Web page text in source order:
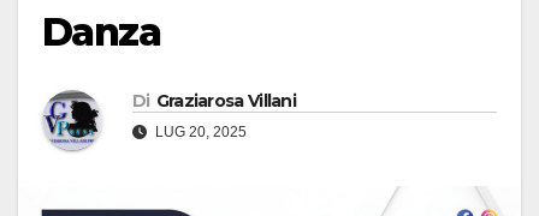
Danza
Di Graziarosa Villani
LUG 20, 2025